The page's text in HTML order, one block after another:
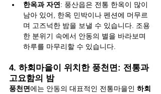
한옥과 자연: 풍산읍은 전통 한옥이 많이
남아 있어, 한옥 민박이나 펜션에 머무르
며 고즈넉한 밤을 보낼 수 있습니다. 조용
한 분위기 속에서 안동의 별을 바라보며
하루를 마무리할 수 있습니다.
4. 하회마을이 위치한 풍천면: 전통과
고요함의 밤
풍천면에는 안동의 대표적인 전통마을인 하회